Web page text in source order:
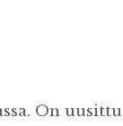
On uusittu